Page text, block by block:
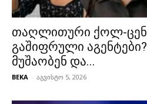
თაღლითური ქოლ-
გაშიფრული აგენტები?
მუშაობენ და...
BEKA - აგვისტო 5, 2026